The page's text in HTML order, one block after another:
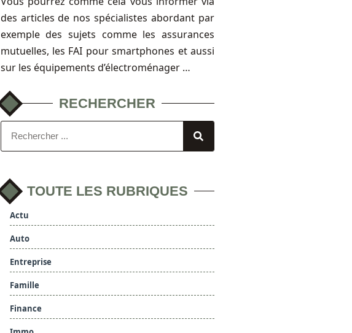
des articles de nos spécialistes abordant par
exemple des sujets comme les assurances
mutuelles, les FAI pour smartphones et aussi
sur les équipements d’électroménager …
RECHERCHER
TOUTE LES RUBRIQUES
Actu
Auto
Entreprise
Famille
Finance